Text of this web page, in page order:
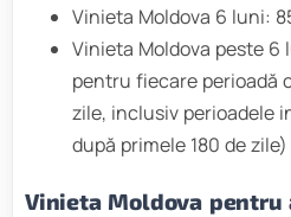
Vinieta Moldova 6 luni:
Vinieta Moldova peste 6
pentru fiecare perioadă
zile, inclusiv perioadele
după primele 180 de zile)
Vinieta Moldova pentru